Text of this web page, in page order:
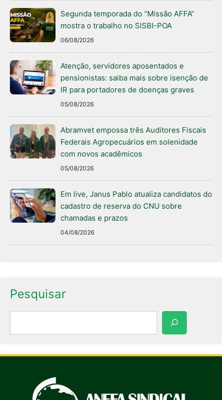
Segunda temporada do “Missão AFFA”
mostra o trabalho no SISBI-POA
06/08/2026
Atenção, servidores aposentados e
pensionistas: saiba mais sobre isenção de
IR para portadores de doenças graves
05/08/2026
Abramvet empossa três Auditores Fiscais
Federais Agropecuários em solenidade
com novos acadêmicos
05/08/2026
Em live, Janus Pablo atualiza candidatos do
cadastro de reserva do CNU sobre
chamadas e prazos
04/08/2026
Pesquisar